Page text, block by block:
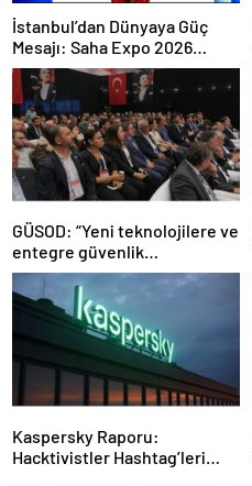
İstanbul’dan Dünyaya Güç
Mesajı: Saha Expo 2026
Rekorlarla Kapılarını Kapattı
GÜSOD: “Yeni teknolojilere ve
entegre güvenlik
sistemlerine önem artacak”-
Haber Şafak
Kaspersky Raporu:
Hacktivistler Hashtag’leri